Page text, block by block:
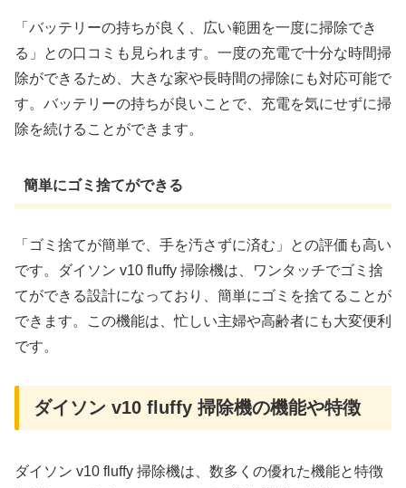
「バッテリーの持ちが良く、広い範囲を一度に掃除でき
る」との口コミも見られます。一度の充電で十分な時間掃
除ができるため、大きな家や長時間の掃除にも対応可能で
す。バッテリーの持ちが良いことで、充電を気にせずに掃
除を続けることができます。
簡単にゴミ捨てができる
「ゴミ捨てが簡単で、手を汚さずに済む」との評価も高い
です。ダイソン v10 fluffy 掃除機は、ワンタッチでゴミ捨
てができる設計になっており、簡単にゴミを捨てることが
できます。この機能は、忙しい主婦や高齢者にも大変便利
です。
ダイソン v10 fluffy 掃除機の機能や特徴
ダイソン v10 fluffy 掃除機は、数多くの優れた機能と特徴